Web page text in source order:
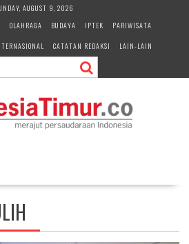
AUGUST 9, 2026
OLAHRAGA BUDAYA IPTEK
PARIWISATA
CATATAN REDAKSI LAIN-LAIN